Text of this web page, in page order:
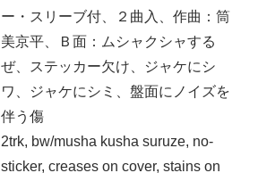
ー・スリーブ付、２曲入、作曲：筒
美京平、Ｂ面：ムシャクシャする
ぜ、ステッカー欠け、ジャケにシ
ワ、ジャケにシミ、盤面にノイズを
伴う傷
2trk, bw/musha kusha suruze, no-
sticker, creases on cover, stains on